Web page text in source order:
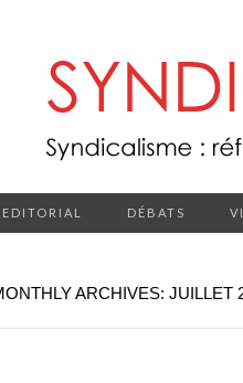
EDITORIAL DÉBATS
ARCHIVES: JUILLET